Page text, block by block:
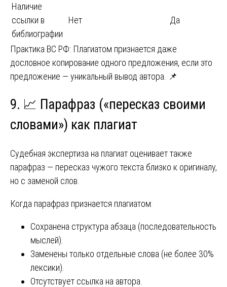
Наличие
ссылки в
библиографии
Нет Да
Практика ВС РФ: Плагиатом признается даже
дословное копирование одного предложения, если это
предложение — уникальный вывод автора. 📌
9. 📈 Парафраз («пересказ своими
словами») как плагиат
Судебная экспертиза на плагиат оценивает также
парафраз — пересказ чужого текста близко к оригиналу,
но с заменой слов.
Когда парафраз признается плагиатом:
Сохранена структура абзаца (последовательность
мыслей).
Заменены только отдельные слова (не более 30%
лексики).
Отсутствует ссылка на автора.